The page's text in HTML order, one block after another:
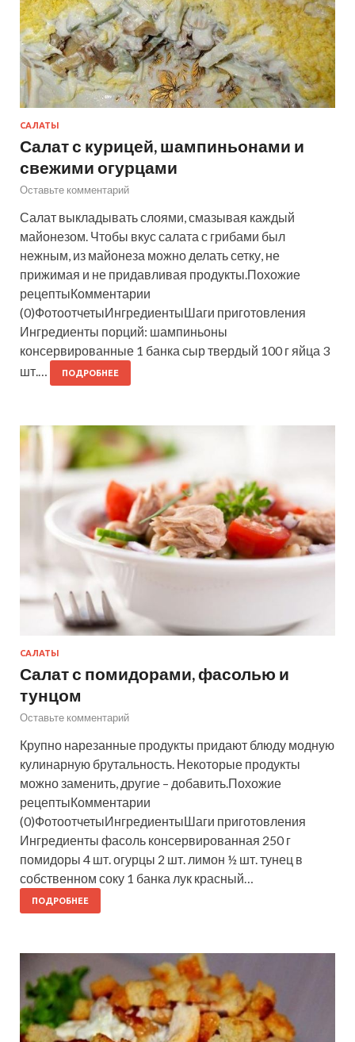
САЛАТЫ
Салат с курицей, шампиньонами и
свежими огурцами
Оставьте комментарий
Салат выкладывать слоями, смазывая каждый
майонезом. Чтобы вкус салата с грибами был
нежным, из майонеза можно делать сетку, не
прижимая и не придавливая продукты.Похожие
рецептыКомментарии
(0)ФотоотчетыИнгредиентыШаги приготовления
Ингредиенты порций: шампиньоны
консервированные 1 банка сыр твердый 100 г яйца 3
шт.…
ПОДРОБНЕЕ
САЛАТЫ
Салат с помидорами, фасолью и
тунцом
Оставьте комментарий
Крупно нарезанные продукты придают блюду модную
кулинарную брутальность. Некоторые продукты
можно заменить, другие – добавить.Похожие
рецептыКомментарии
(0)ФотоотчетыИнгредиентыШаги приготовления
Ингредиенты фасоль консервированная 250 г
помидоры 4 шт. огурцы 2 шт. лимон ½ шт. тунец в
собственном соку 1 банка лук красный…
ПОДРОБНЕЕ